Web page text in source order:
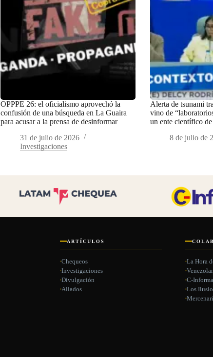
OPPPE 26: el oficialismo aprovechó la
confusión de una búsqueda en La Guaira
para acusar a la prensa de desinformar
31 de julio de 2026
Investigaciones
Alerta de tsunami
vino de
un ente científico
8 de julio de
ARTÍCULOS
Chequeos
Investigaciones
Divulgación
Aliados
La Hora
C-Informa
Los